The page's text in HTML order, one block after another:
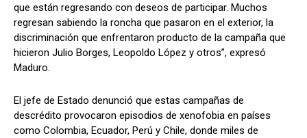
que están regresando con deseos de participar. Muchos
regresan sabiendo la roncha que pasaron en el exterior, la
discriminación que enfrentaron producto de la campaña que
hicieron Julio Borges, Leopoldo López y otros”, expresó
Maduro.
El jefe de Estado denunció que estas campañas de
descrédito provocaron episodios de xenofobia en países
como Colombia, Ecuador, Perú y Chile, donde miles de